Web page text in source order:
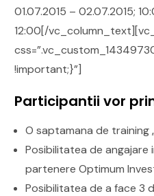
01.07.2015 – 02.07.2015;
12:00[/
!important;}”]
Participantii vor
O saptamana de training
Posibilitatea de angajare
partenere Optimum
Posibilitatea de a face 3